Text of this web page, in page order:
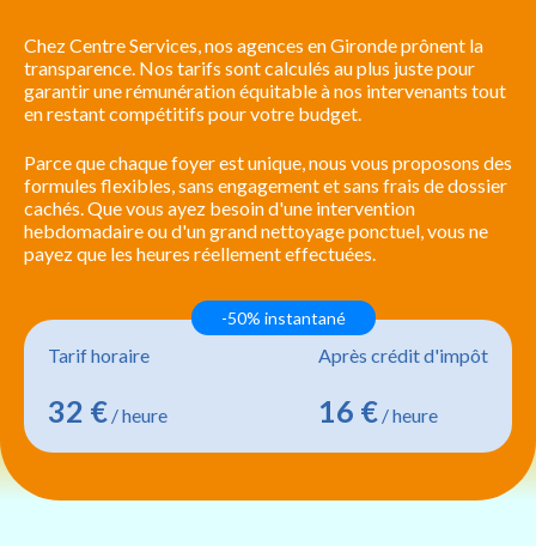
Chez Centre Services, nos agences en Gironde prônent la
transparence. Nos tarifs sont calculés au plus juste pour
garantir une rémunération équitable à nos intervenants tout
en restant compétitifs pour votre budget.
Parce que chaque foyer est unique, nous vous proposons des
formules flexibles, sans engagement et sans frais de dossier
cachés. Que vous ayez besoin d'une intervention
hebdomadaire ou d'un grand nettoyage ponctuel, vous ne
payez que les heures réellement effectuées.
Tarif horaire
32 € / heure
Après crédit d'impôt
16 € / heure
-50% instantané